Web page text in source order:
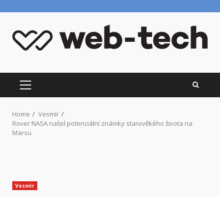
content
PRIMARY
MENU
Home
Vesmír
Rover NASA našel potenciální známky starověkého života na
Marsu
Vesmír